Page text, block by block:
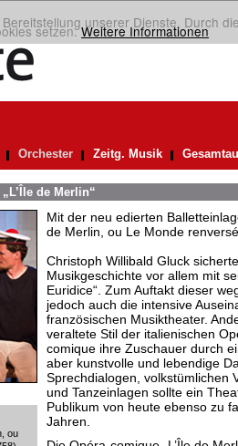
unserer Dienste. Durch
setzen.Weitere Informationen
Orchester Zeitg. Musik
de Merlin“
ou
Mit der neu edierten
de Merlin, ou Le Monde
Christoph Willibald Gluck
Musikgeschichte vor allem mit
Euridice“. Zum Auftakt dieser
jedoch auch die intensive
französischen Musiktheater.
veraltete Stil der italienischen
comique ihre Zuschauer durch
aber kunstvolle und lebendige
Sprechdialogen, volkstümlichen
und Tanzeinlagen sollte ein
Publikum von heute ebenso zu
Jahren.